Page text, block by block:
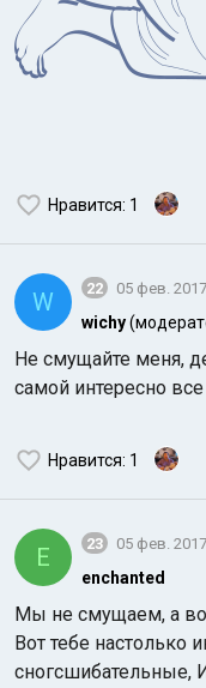
Нравится: 1
W 22 05 фев. 2017
wichy
Не смущайте меня,
самой интересно
Нравится: 1
E 23 05 фев. 2017
enchanted
Мы не смущаем, а
Вот тебе настолько
сногсшибательные,